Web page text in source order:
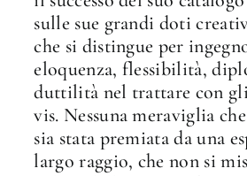
sulle sue grandi doti
che si distingue per
eloquenza, flessibilità,
duttilità nel trattare con
vis. Nessuna meraviglia
sia stata premiata da una
largo raggio, che non si